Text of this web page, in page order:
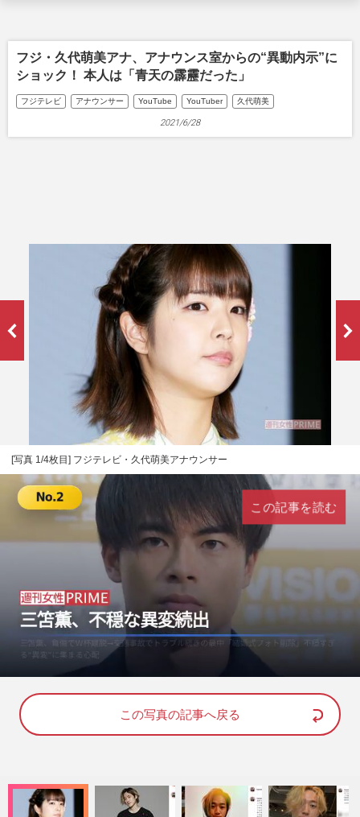
フジ・久代萌美アナ、アナウンス室からの“異動内示”に
ショック！ 本人は「青天の霹靂だった」
フジテレビ アナウンサー YouTube YouTuber 久代萌美
2021/6/28
[写真 1/4枚目] フジテレビ・久代萌美アナウンサー
n
u
o
d
d
:
8
この記事を読む
この写真の記事へ戻る